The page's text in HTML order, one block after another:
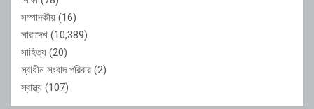
সম্পাদকীয় (16)
সারাদেশ (10,389)
সাহিত্য (20)
স্বাধীন সংবাদ পরিবার (2)
স্বাস্থ্য (107)